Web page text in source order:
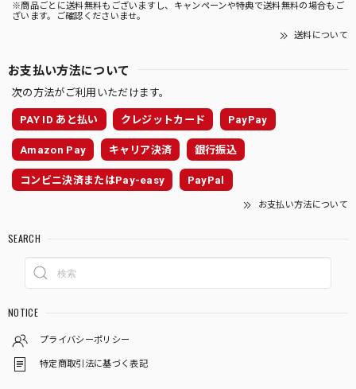
※商品ごとに送料無料もございますし、キャンペーンや特典で送料無料の場合もご
ざいます。ご確認くださいませ。
送料について
お支払い方法について
次の方法がご利用いただけます。
PAY ID あと払い クレジットカード PayPay
Amazon Pay キャリア決済 銀行振込
コンビニ決済またはPay-easy PayPal
お支払い方法について
SEARCH
NOTICE
プライバシーポリシー
特定商取引法に基づく表記